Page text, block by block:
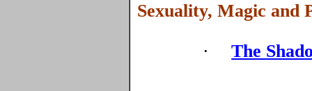
Sexuality, Magic and
·
The